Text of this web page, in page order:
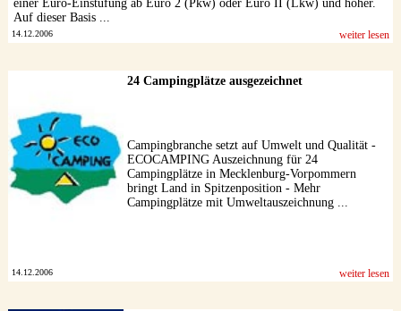
einer Euro-Einstufung ab Euro 2 (Pkw) oder Euro II (Lkw) und höher.
Auf dieser Basis ...
14.12.2006 weiter lesen
24 Campingplätze ausgezeichnet
Campingbranche setzt auf Umwelt und Qualität -
ECOCAMPING Auszeichnung für 24
Campingplätze in Mecklenburg-Vorpommern
bringt Land in Spitzenposition - Mehr
Campingplätze mit Umweltauszeichnung ...
14.12.2006 weiter lesen